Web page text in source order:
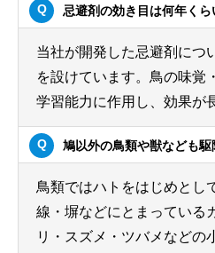
忌避剤の効き目は何年くら
当社が開発した忌避剤につ
を設けています。鳥の味覚
学習能力に作用し、効果が
鳩以外の鳥類や獣なども駆
鳥類ではハトをはじめとし
線・塀などにとまっている
リ・スズメ・ツバメなどの